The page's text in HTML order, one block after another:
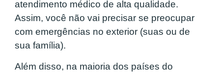
atendimento médico de alta qualidade.
Assim, você não vai precisar se preocupar
com emergências no exterior (suas ou de
sua família).
Além disso, na maioria dos países do